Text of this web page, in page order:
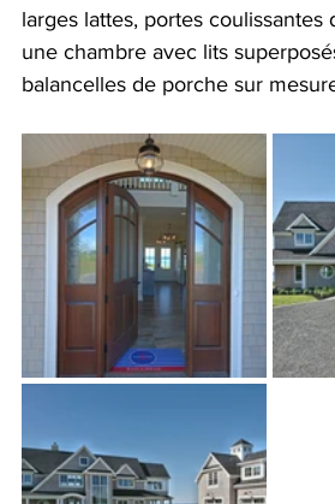
larges lattes, portes coulissantes
une chambre avec lits
balancelles de porche sur